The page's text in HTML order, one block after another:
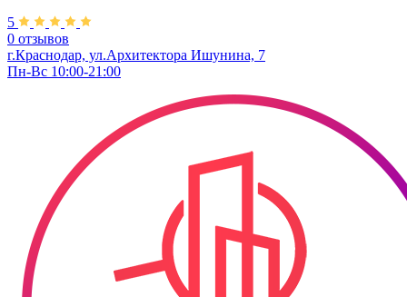
5
0 отзывов
г.Краснодар, ул.Архитектора Ишунина, 7
Пн-Вс 10:00-21:00